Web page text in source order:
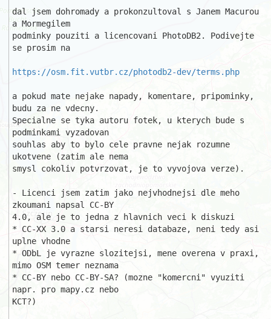
dal jsem dohromady a prokonzultoval s Janem Macurou
a Mormegilem
podminky pouziti a licencovani PhotoDB2. Podivejte
se prosim na
https://osm.fit.vutbr.cz/photodb2-dev/terms.php
a pokud mate nejake napady, komentare, pripominky,
budu za ne vdecny.
Specialne se tyka autoru fotek, u kterych bude s
podminkami vyzadovan
souhlas aby to bylo cele pravne nejak rozumne
ukotvene (zatim ale nema
smysl cokoliv potvrzovat, je to vyvojova verze).
- Licenci jsem zatim jako nejvhodnejsi dle meho
zkoumani napsal CC-BY
4.0, ale je to jedna z hlavnich veci k diskuzi
* CC-XX 3.0 a starsi neresi databaze, neni tedy asi
uplne vhodne
* ODbL je vyrazne slozitejsi, mene overena v praxi,
mimo OSM temer neznama
* CC-BY nebo CC-BY-SA? (mozne "komercni" vyuziti
napr. pro mapy.cz nebo
KCT?)